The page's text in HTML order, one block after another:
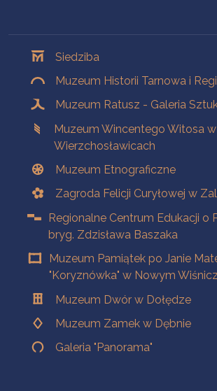
Siedziba
Muzeum Historii Tarnowa i
Muzeum Ratusz - Galeria
Muzeum Wincentego Witosa w
Wierzchosławicach
Muzeum Etnograficzne
Zagroda Felicji Curyłowej w
Regionalne Centrum Edukacji o
bryg. Zdzisława Baszaka
Muzeum Pamiątek po Janie
"Koryznówka" w Nowym
Muzeum Dwór w Dołędze
Muzeum Zamek w Dębnie
Galeria "Panorama"